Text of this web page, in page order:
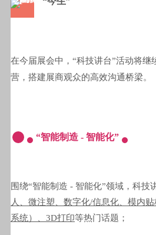
在今届展会中，“科技讲台”活动将继
营，搭建展商观众的高效沟通桥梁。
“智能制造 - 智能化”
围绕“智能制造 - 智能化”领域，科技
人、微注塑、数字化/信息化、模内
系统）、3D打印等热门话题；